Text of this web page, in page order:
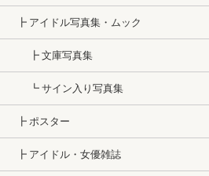
┣ アイドル写真集・ムック
┣ 文庫写真集
┗ サイン入り写真集
┣ ポスター
┣ アイドル・女優雑誌